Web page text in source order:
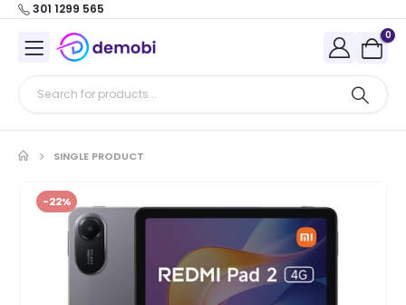
301 1299 565
0
SINGLE PRODUCT
-22%